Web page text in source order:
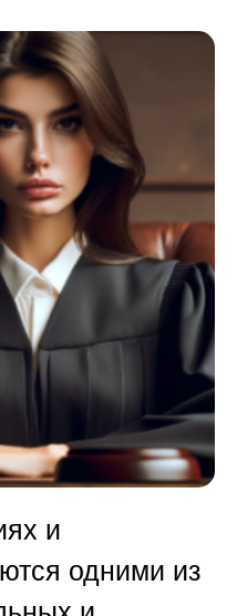
и
одними из